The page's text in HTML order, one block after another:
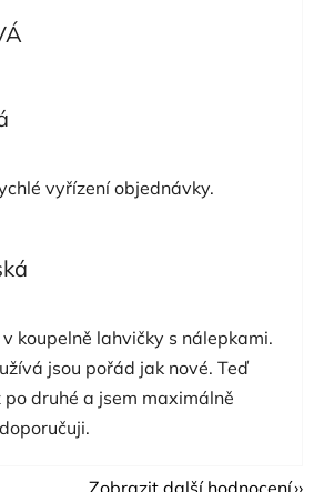
je 5 z 5 hvězdiček.
je 5 z 5 hvězdiček.
vyřízení objednávky.
je 5 z 5 hvězdiček.
koupelně lahvičky s nálepkami.
jsou pořád jak nové. Teď
druhé a jsem maximálně
Zobrazit další hodnocení